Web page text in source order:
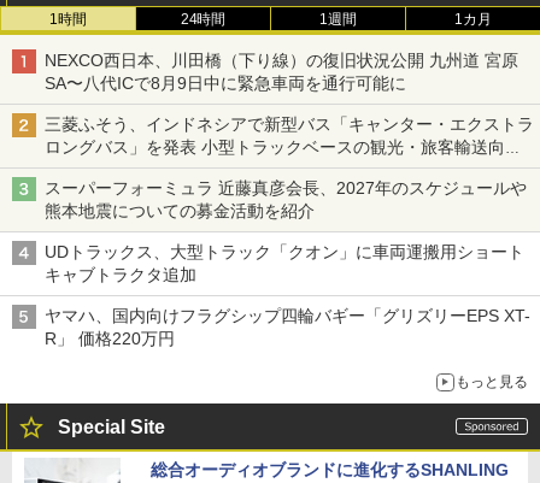
1時間 24時間 1週間 1カ月
NEXCO西日本、川田橋（下り線）の復旧状況公開 九州道 宮原
SA〜八代ICで8月9日中に緊急車両を通行可能に
三菱ふそう、インドネシアで新型バス「キャンター・エクストラ
ロングバス」を発表 小型トラックベースの観光・旅客輸送向け
バス
スーパーフォーミュラ 近藤真彦会長、2027年のスケジュールや
熊本地震についての募金活動を紹介
UDトラックス、大型トラック「クオン」に車両運搬用ショート
キャブトラクタ追加
ヤマハ、国内向けフラグシップ四輪バギー「グリズリーEPS XT-
R」 価格220万円
もっと見る
Special Site
総合オーディオブランドに進化するSHANLING